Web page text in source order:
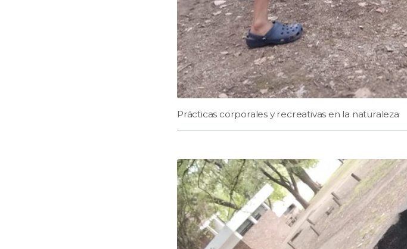
Prácticas corporales y recreativas en la naturaleza